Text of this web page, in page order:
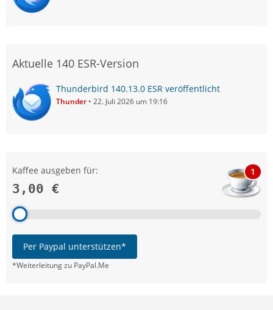
Aktuelle 140 ESR-Version
Thunderbird 140.13.0 ESR veröffentlicht
Thunder 22. Juli 2026 um 19:16
Kaffee ausgeben für:
3,00 €
1
Per Paypal unterstützen*
*Weiterleitung zu PayPal.Me